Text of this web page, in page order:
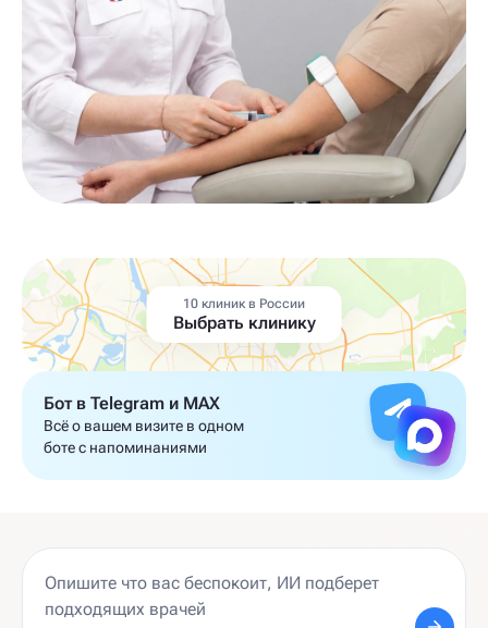
10 клиник в России
Выбрать клинику
Бот в Telegram и MAX
Всё о вашем визите в одном
боте с напоминаниями